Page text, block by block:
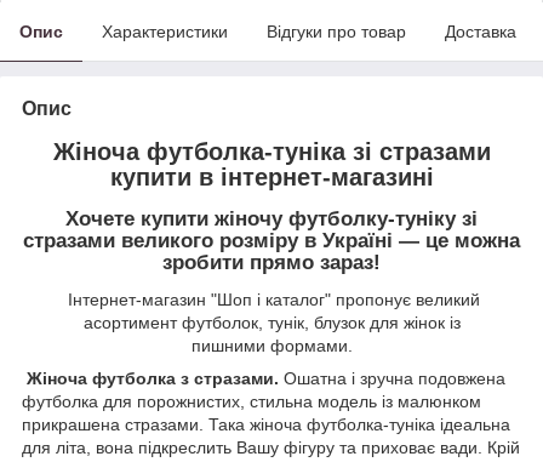
Опис Характеристики Відгуки про товар Доставка
Опис
Жіноча футболка-туніка зі стразами
купити в інтернет-магазині
Хочете купити жіночу футболку-туніку зі
стразами великого розміру в Україні — це можна
зробити прямо зараз!
Інтернет-магазин "Шоп і каталог" пропонує великий
асортимент футболок, тунік, блузок для жінок із
пишними формами.
Жіноча футболка з стразами. Ошатна і зручна подовжена
футболка для порожнистих, стильна модель із малюнком
прикрашена стразами. Така жіноча футболка-туніка ідеальна
для літа, вона підкреслить Вашу фігуру та приховає вади. Крій